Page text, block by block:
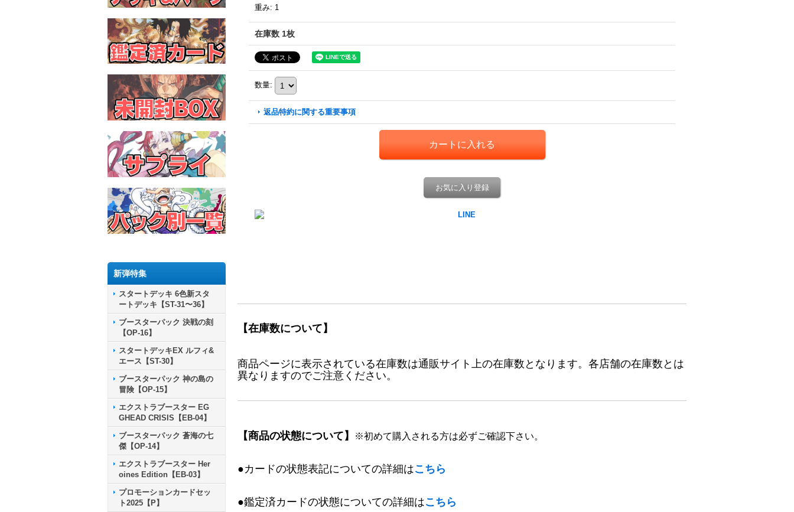
新弾特集
スタートデッキ 6色新スタ
ートデッキ【ST-31〜36】
ブースターパック 決戦の刻
【OP-16】
スタートデッキEX ルフィ&
エース【ST-30】
ブースターパック 神の島の
冒険【OP-15】
エクストラブースター EG
GHEAD CRISIS【EB-04】
ブースターパック 蒼海の七
傑【OP-14】
エクストラブースター Her
oines Edition【EB-03】
プロモーションカードセッ
ト2025【P】
重み: 1
在庫数 1枚
数量:
返品特約に関する重要事項
お気に入り登録
【在庫数について】
商品ページに表示されている在庫数は通販サイト上の在庫数となります。各店舗の在庫数とは
異なりますのでご注意ください。
【商品の状態について】 ※初めて購入される方は必ずご確認下さい。
●カードの状態表記についての詳細はこちら
●鑑定済カードの状態についての詳細はこちら